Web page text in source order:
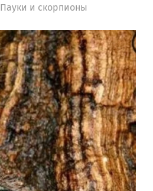
Пауки и скорпионы